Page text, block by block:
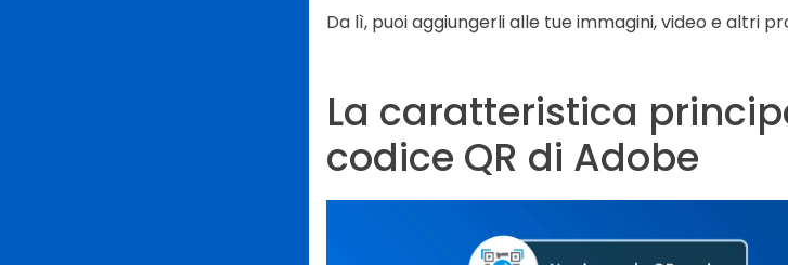
Da lì, puoi aggiungerli alle tue immagini, video e altri
La caratteristica
codice QR di Adobe